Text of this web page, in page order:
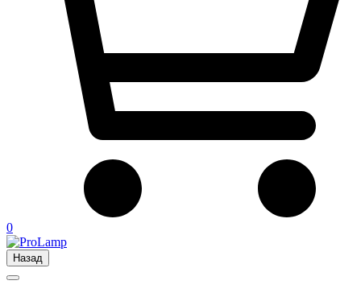
0
Назад